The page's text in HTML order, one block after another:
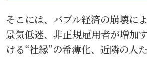
そこには、バブル経済の崩壊に
景気低迷、非正規雇用者が増加
ける“社縁”の希薄化、近隣の人